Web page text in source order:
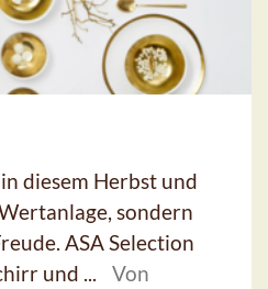
diesem Herbst und
sondern
ASA Selection
und ...
Von